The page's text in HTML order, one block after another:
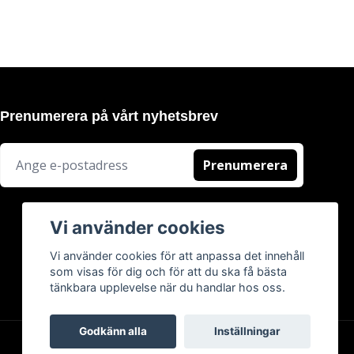
Prenumerera på vårt nyhetsbrev
Prenumerera
Vi använder cookies
Vi använder cookies för att anpassa det innehåll
som visas för dig och för att du ska få bästa
tänkbara upplevelse när du handlar hos oss.
Godkänn alla Inställningar